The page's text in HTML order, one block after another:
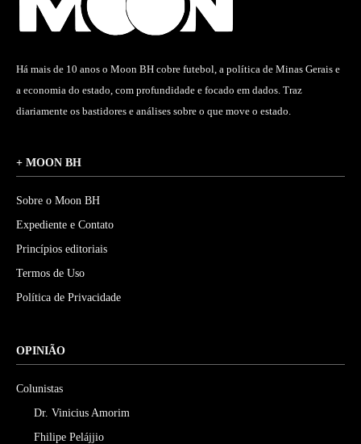
Há mais de 10 anos o Moon BH cobre futebol, a política de Minas Gerais e
a economia do estado, com profundidade e focado em dados. Traz
diariamente os bastidores e análises sobre o que move o estado.
+ MOON BH
Sobre o Moon BH
Expediente e Contato
Princípios editoriais
Termos de Uso
Política de Privacidade
OPINIÃO
Colunistas
Dr. Vinicius Amorim
Fhilipe Pelájjio